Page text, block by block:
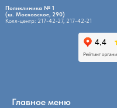
Поликлиника № 1
(ш. Московское, 290)
Колл-центр: 217-42-27, 217-42-21
Главное меню